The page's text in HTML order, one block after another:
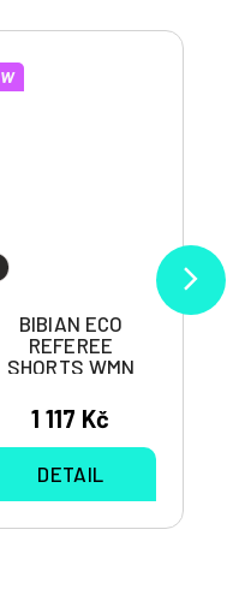
W
BIBIAN ECO
REFEREE
SHORTS WMN
1 117 Kč
DETAIL